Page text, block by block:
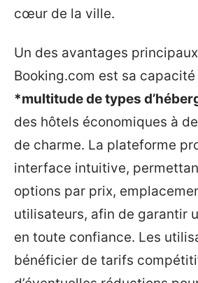
cœur de la ville.
Un des avantages
Booking.com est sa
*multitude de types
des hôtels économiques à
de charme. La plateforme
interface intuitive,
options par prix,
utilisateurs, afin de garantir
en toute confiance. Les
bénéficier de tarifs